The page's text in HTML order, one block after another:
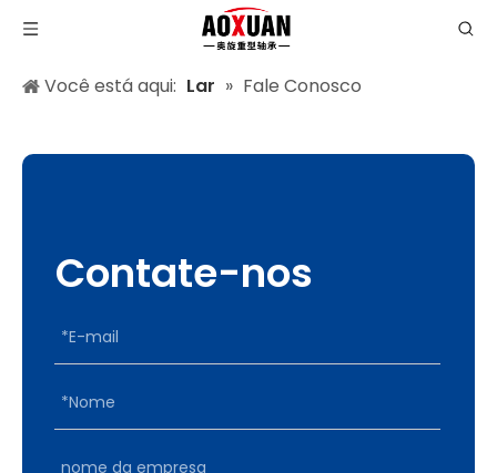
Você está aqui: Lar » Fale Conosco
Contate-nos